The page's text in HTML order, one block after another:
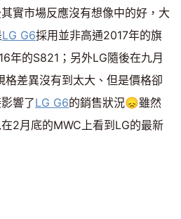
實市場反應沒有想像中的好，大
LG G6採用並非高通2017年的旗
年的S821；另外LG隨後在九月
格差異沒有到太大、但是價格卻
響了LG G6的銷售狀況😞雖然
2月底的MWC上看到LG的最新